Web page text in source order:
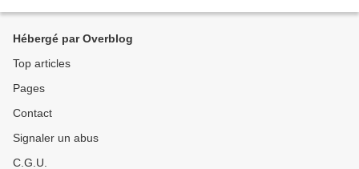
Hébergé par Overblog
Top articles
Pages
Contact
Signaler un abus
C.G.U.